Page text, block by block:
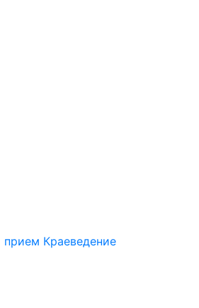
прием Краеведение